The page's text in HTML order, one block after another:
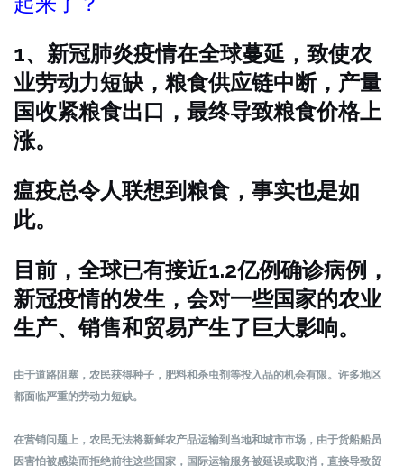
1、新冠肺炎疫情在全球蔓延，致使农
业劳动力短缺，粮食供应链中断，产量
国收紧粮食出口，最终导致粮食价格上
涨。
瘟疫总令人联想到粮食，事实也是如
此。
目前，全球已有接近1.2亿例确诊病例，
新冠疫情的发生，会对一些国家的农业
生产、销售和贸易产生了巨大影响。
由于道路阻塞，农民获得种子，肥料和杀虫剂等投入品的机会有限。许多地区
都面临严重的劳动力短缺。
在营销问题上，农民无法将新鲜农产品运输到当地和城市市场，由于货船船员
因害怕被感染而拒绝前往这些国家，国际运输服务被延误或取消，直接导致贸